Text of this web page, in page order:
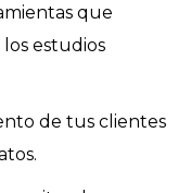
que
estudios
de tus clientes